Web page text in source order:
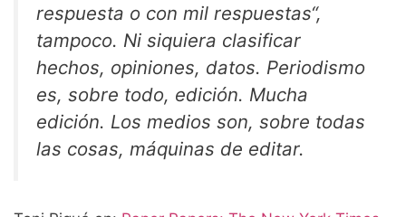
respuesta o con mil respuestas“,
tampoco. Ni siquiera clasificar
hechos, opiniones, datos. Periodismo
es, sobre todo, edición. Mucha
edición. Los medios son, sobre todas
las cosas, máquinas de editar.